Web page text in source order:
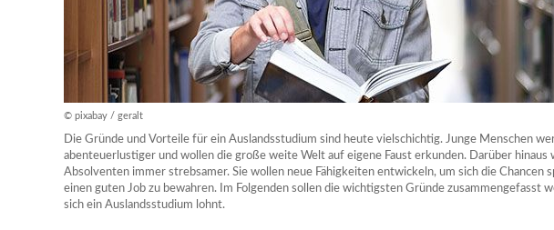
© pixabay / geralt
Die Gründe und Vorteile für ein Auslandsstudium sind heute vielschichtig. Junge Menschen
abenteuerlustiger und wollen die große weite Welt auf eigene Faust erkunden. Darüber hinaus
Absolventen immer strebsamer. Sie wollen neue Fähigkeiten entwickeln, um sich die Chancen
einen guten Job zu bewahren. Im Folgenden sollen die wichtigsten Gründe zusammengefasst
sich ein Auslandsstudium lohnt.